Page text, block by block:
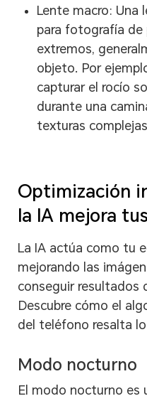
Lente macro: Una
para fotografía de
extremos,
objeto. Por
capturar el rocío
durante una
texturas
Optimización
la IA mejora
La IA actúa como tu
mejorando las
conseguir resultados
Descubre cómo el
del teléfono resalta
Modo nocturno
El modo nocturno es